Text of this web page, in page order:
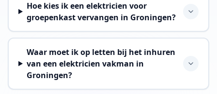
Hoe kies ik een elektricien voor
groepenkast vervangen in Groningen?
Waar moet ik op letten bij het inhuren
van een elektricien vakman in
Groningen?